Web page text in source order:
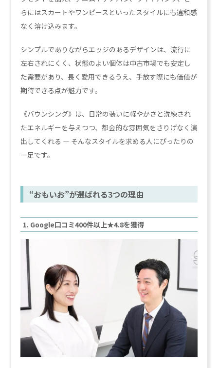
らにはスカートやワンピースといったスタイルにも違和感
なく溶け込みます。
シンプルでありながらエッジのあるデザインは、流行に
左右されにくく、状態のよい個体は中古市場でも安定し
た需要があり、長く愛用できるうえ、手放す際にも価値が
期待できる点が魅力です。
《バウンシング》は、日常の装いに軽やかさと洗練され
たエネルギーを与えつつ、都会的な雰囲気をさりげなく演
出してくれる — そんなスタイルを求める人にぴったりの
一足です。
“おもいお”が選ばれる3つの理由
1. Google口コミ400件以上★4.8を獲得